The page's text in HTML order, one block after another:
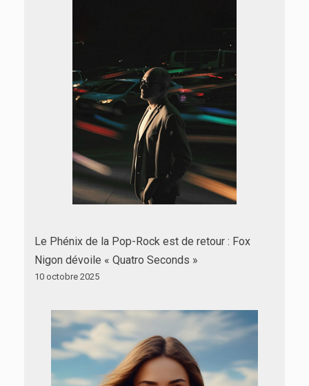
Le Phénix de la Pop-Rock est de retour : Fox
Nigon dévoile « Quatro Seconds »
10 octobre 2025